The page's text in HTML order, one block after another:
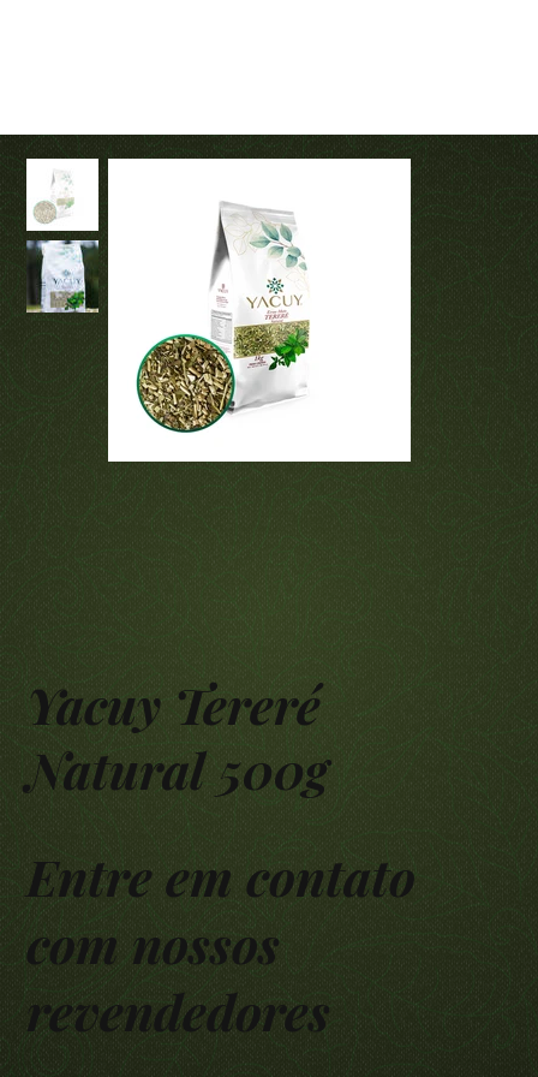
Yacuy Tereré
Natural 500g
Entre em contato
com nossos
revendedores